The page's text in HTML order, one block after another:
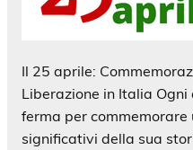
Il 25 aprile:
Liberazione in Italia Ogni
ferma per commemorare
significativi della sua